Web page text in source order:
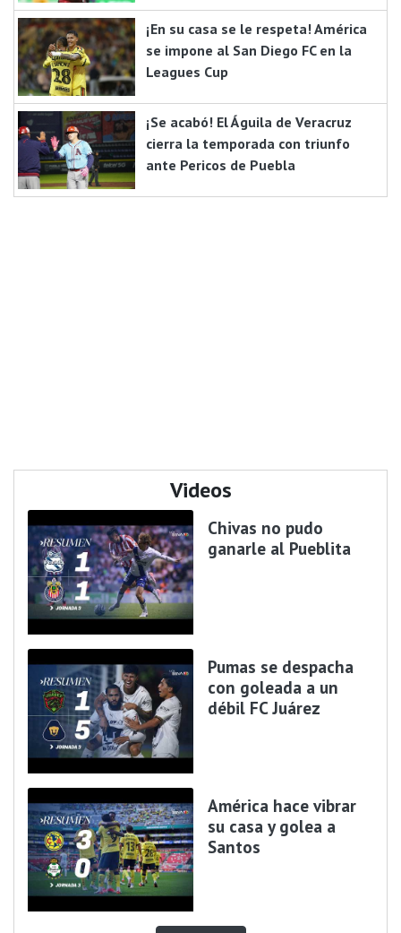
¡En su casa se le respeta! América
se impone al San Diego FC en la
Leagues Cup
¡Se acabó! El Águila de Veracruz
cierra la temporada con triunfo
ante Pericos de Puebla
Videos
Chivas no pudo
ganarle al Pueblita
Pumas se despacha
con goleada a un
débil FC Juárez
América hace vibrar
su casa y golea a
Santos